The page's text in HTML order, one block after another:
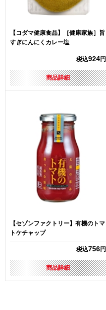
【コダマ健康食品】［健康家族］旨
すぎにんにくカレー塩
税込924円
商品詳細
【セゾンファクトリー】有機のトマ
トケチャップ
税込756円
商品詳細